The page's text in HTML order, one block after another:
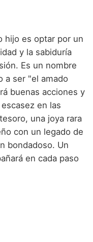
hijo es optar por un
y la sabiduría
Es un nombre
a ser "el amado
buenas acciones y
en las
una joya rara
con un legado de
bondadoso. Un
en cada paso